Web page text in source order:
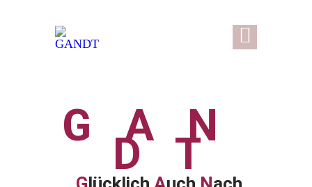
GAN
D T